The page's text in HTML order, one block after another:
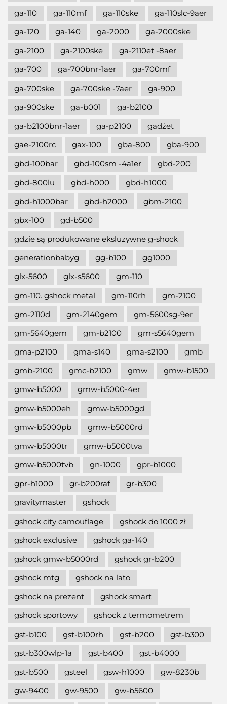
ga-110 ga-110mf ga-110ske
ga-110slc-9aer
ga-120
ga-140 ga-2000
ga-2000ske
ga-2100
ga-2100ske
ga-2110et -8aer
ga-700
ga-700bnr-1aer
ga-700mf
ga-700ske
ga-700ske -7aer
ga-900
ga-900ske
ga-b001
ga-b2100
ga-b2100bnr-1aer
ga-p2100
gadżet
gae-2100rc
gax-100 gba-800
gba-900
gbd-100bar
gbd-100sm -4a1er
gbd-200
gbd-800lu
gbd-h000
gbd-h1000
gbd-h1000bar
gbd-h2000
gbm-2100
gbx-100
gd-b500
gdzie są produkowane eksluzywne g-shock
generationbabyg
gg-b100
gg1000
glx-5600
glx-s5600
gm-110
gm-110. gshock metal
gm-110rh
gm-2100
gm-2110d
gm-2140gem
gm-5600sg-9er
gm-5640gem
gm-b2100
gm-s5640gem
gma-p2100
gma-s140 gma-s2100
gmb
gmb-2100
gmc-b2100 gmw
gmw-b1500
gmw-b5000
gmw-b5000-4er
gmw-b5000eh
gmw-b5000gd
gmw-b5000pb
gmw-b5000rd
gmw-b5000tr
gmw-b5000tva
gmw-b5000tvb
gn-1000
gpr-b1000
gpr-h1000
gr-b200raf
gr-b300
gravitymaster
gshock
gshock city camouflage
gshock do 1000 zł
gshock exclusive
gshock ga-140
gshock gmw-b5000rd
gshock gr-b200
gshock mtg
gshock na lato
gshock na prezent
gshock smart
gshock sportowy
gshock z termometrem
gst-b100
gst-b100rh gst-b200
gst-b300
gst-b300wlp-1a
gst-b400
gst-b4000
gst-b500
gsteel gsw-h1000
gw-8230b
gw-9400
gw-9500
gw-b5600